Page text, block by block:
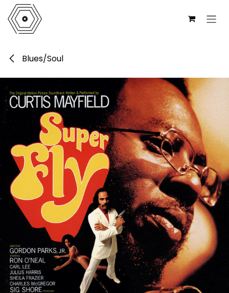
Ir al contenido
Blues/Soul